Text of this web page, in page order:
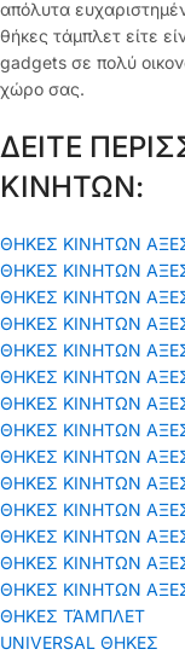
απόλυτα
θήκες τάμπλετ είτε
gadgets σε πολύ
χώρο σας.
ΔΕΙΤΕ
ΚΙΝΗΤΩΝ:
ΘΗΚΕΣ ΚΙΝΗΤΩΝ
ΘΗΚΕΣ ΚΙΝΗΤΩΝ
ΘΗΚΕΣ ΚΙΝΗΤΩΝ
ΘΗΚΕΣ ΚΙΝΗΤΩΝ
ΘΗΚΕΣ ΚΙΝΗΤΩΝ
ΘΗΚΕΣ ΚΙΝΗΤΩΝ
ΘΗΚΕΣ ΚΙΝΗΤΩΝ
ΘΗΚΕΣ ΚΙΝΗΤΩΝ
ΘΗΚΕΣ ΚΙΝΗΤΩΝ
ΘΗΚΕΣ ΚΙΝΗΤΩΝ
ΘΗΚΕΣ ΚΙΝΗΤΩΝ
ΘΗΚΕΣ ΚΙΝΗΤΩΝ
ΘΗΚΕΣ ΚΙΝΗΤΩΝ
ΘΗΚΕΣ ΚΙΝΗΤΩΝ
ΘΗΚΕΣ ΤΆΜΠΛΕΤ
UNIVERSAL ΘΗΚΕΣ